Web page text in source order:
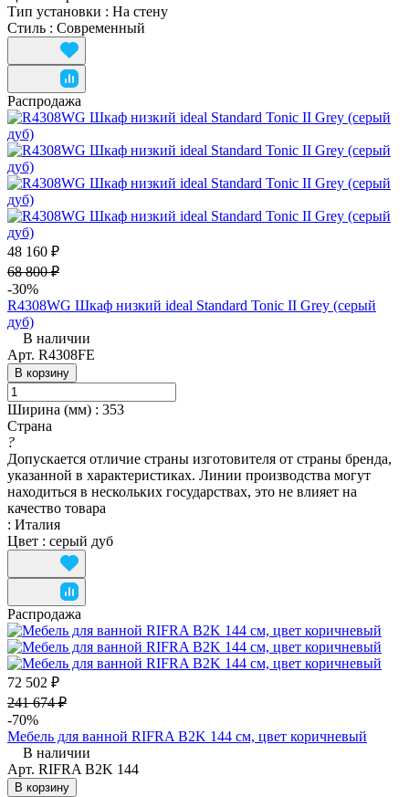
Тип установки : На стену
Стиль : Современный
Распродажа
48 160 ₽
68 800 ₽
-30%
R4308WG Шкаф низкий ideal Standard Tonic II Grey (серый
дуб)
В наличии
Арт. R4308FE
В корзину
Ширина (мм) : 353
Страна
?
Допускается отличие страны изготовителя от страны бренда,
указанной в характеристиках. Линии производства могут
находиться в нескольких государствах, это не влияет на
качество товара
: Италия
Цвет : серый дуб
Распродажа
72 502 ₽
241 674 ₽
-70%
Мебель для ванной RIFRA B2K 144 см, цвет коричневый
В наличии
Арт. RIFRA B2K 144
В корзину